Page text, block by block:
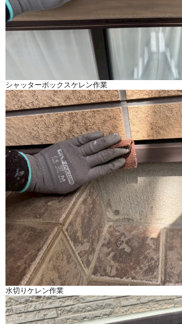
シャッターボックスケレン作業
水切りケレン作業